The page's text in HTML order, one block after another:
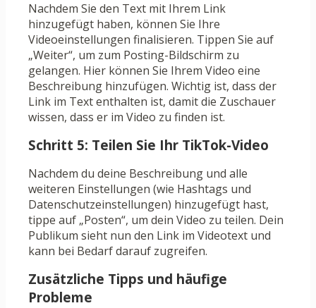
Nachdem Sie den Text mit Ihrem Link
hinzugefügt haben, können Sie Ihre
Videoeinstellungen finalisieren. Tippen Sie auf
„Weiter“, um zum Posting-Bildschirm zu
gelangen. Hier können Sie Ihrem Video eine
Beschreibung hinzufügen. Wichtig ist, dass der
Link im Text enthalten ist, damit die Zuschauer
wissen, dass er im Video zu finden ist.
Schritt 5: Teilen Sie Ihr TikTok-Video
Nachdem du deine Beschreibung und alle
weiteren Einstellungen (wie Hashtags und
Datenschutzeinstellungen) hinzugefügt hast,
tippe auf „Posten“, um dein Video zu teilen. Dein
Publikum sieht nun den Link im Videotext und
kann bei Bedarf darauf zugreifen.
Zusätzliche Tipps und häufige
Probleme